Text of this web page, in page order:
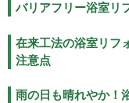
バリアフリー浴室リ
在来工法の浴室リフ
注意点
雨の日も晴れやか！